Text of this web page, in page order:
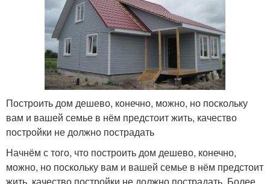
Построить дом дешево, конечно, можно, но поскольку
вам и вашей семье в нём предстоит жить, качество
постройки не должно пострадать
Начнём с того, что построить дом дешево, конечно,
можно, но поскольку вам и вашей семье в нём предстоит